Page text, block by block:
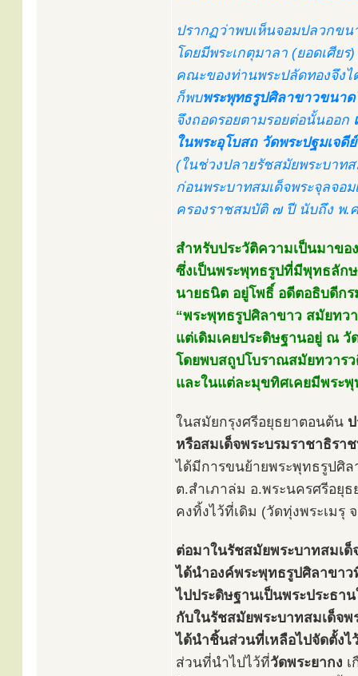
ปรากฏว่าพบเห็นจอมปลวกข
โดยมีพระเกตุมาลา (ยอดเศีย
คณะของท่านพระปลัดทองจึง
ก็พบพระพุทธรูปศิลาขาวขนา
จึงถอดรอยตามรอยต่อนั้นออก
ในพระอุโบสถ วัดพระปฐมเจดี
(ในช่วงปลายรัชสมัยพระบาท
ก่อนพระบาทสมเด็จพระจุลจอ
ครองราชสมบัติ ๗ ปี นับถึง พ.
สำหรับประวัติความเป็นมาข
ซึ่งเป็นพระพุทธรูปที่มีพุทธลัก
นายธนิต อยู่โพธิ์ อดีตอธิบดีก
“พระพุทธรูปศิลาขาว สมัยทว
แต่เดิมเคยประดิษฐานอยู่ ณ วั
โดยพบสถูปโบราณสมัยทวาร
และในแต่ละมุขทิศเคยมีพระ
ในสมัยกรุงศรีอยุธยาตอนต้น
หรือสมเด็จพระบรมราชาธิรา
ได้มีการขนย้ายพระพุทธรูปศิ
ต.สำเภาล่ม อ.พระนครศรีอยุ
คงทิ้งไว้ที่เดิม (วัดทุ่งพระเมรุ
ต่อมาในรัชสมัยพระบาทสมเด็
ได้นำองค์พระพุทธรูปศิลาขา
ไปประดิษฐานเป็นพระประธา
กับในรัชสมัยพระบาทสมเด็จพ
ได้นำชิ้นส่วนที่เหลือไปจัดตั้งไ
ส่วนที่นำไปไว้ที่วัดพระยากง